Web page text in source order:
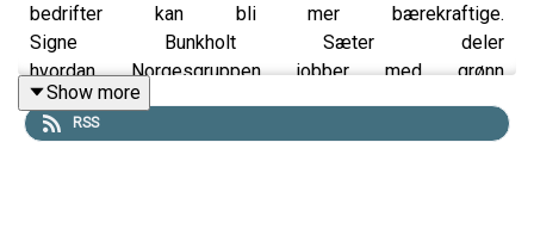
bedrifter kan bli mer bærekraftige.
Signe Bunkholt Sæter deler
hvordan Norgesgruppen jobber med grønn
vekst gjennom miljøvennlige
lokaler, produktplassering og emballasje.
Show more
RSS